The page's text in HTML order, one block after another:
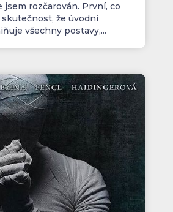
jsem rozčarován. První, co
že úvodní
všechny postavy,...